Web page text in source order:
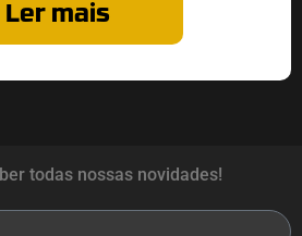
Ler mais
todas nossas novidades!